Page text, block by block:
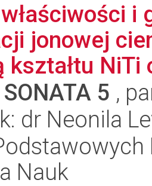
i
jonowej
kształtu NiTi
SONATA 5 ,
dr Neonila
Nauk